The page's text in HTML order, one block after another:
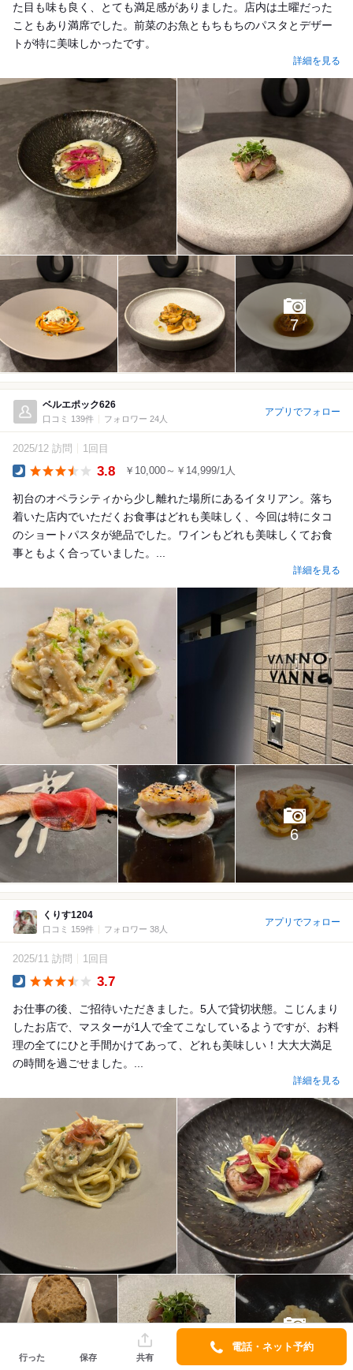
た目も味も良く、とても満足感がありました。店内は土曜だった
こともあり満席でした。前菜のお魚ともちもちのパスタとデザー
トが特に美味しかったです。
詳細を見る
7
ベルエポック626
口コミ 139件 フォロワー 24人
アプリでフォロー
2025/12 訪問 1回目
3.8 ￥10,000～￥14,999/1人
初台のオペラシティから少し離れた場所にあるイタリアン。落ち
着いた店内でいただくお食事はどれも美味しく、今回は特にタコ
のショートパスタが絶品でした。ワインもどれも美味しくてお食
事ともよく合っていました。...
詳細を見る
6
くりす1204
口コミ 159件 フォロワー 38人
アプリでフォロー
2025/11 訪問 1回目
3.7
お仕事の後、ご招待いただきました。5人で貸切状態。こじんまり
したお店で、マスターが1人で全てこなしているようですが、お料
理の全てにひと手間かけてあって、どれも美味しい！大大大満足
の時間を過ごせました。...
詳細を見る
8
行った 保存 共有
電話・ネット予約